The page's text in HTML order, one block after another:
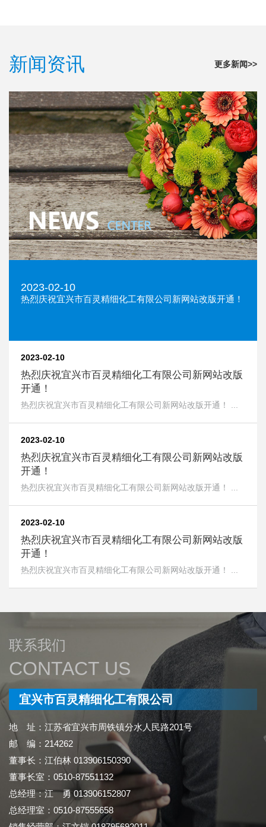
新闻资讯 更多新闻>>
2023-02-10
热烈庆祝宜兴市百灵精细化工有限公司新网站改版开通！
2023-02-10
热烈庆祝宜兴市百灵精细化工有限公司新网站改版
开通！
热烈庆祝宜兴市百灵精细化工有限公司新网站改版开通！ ...
2023-02-10
热烈庆祝宜兴市百灵精细化工有限公司新网站改版
开通！
热烈庆祝宜兴市百灵精细化工有限公司新网站改版开通！ ...
2023-02-10
热烈庆祝宜兴市百灵精细化工有限公司新网站改版
开通！
热烈庆祝宜兴市百灵精细化工有限公司新网站改版开通！ ...
联系我们
CONTACT US
宜兴市百灵精细化工有限公司
地 址：江苏省宜兴市周铁镇分水人民路201号
邮 编：214262
董事长：江伯林 013906150390
董事长室：0510-87551132
总经理：江 勇 013906152807
总经理室：0510-87555658